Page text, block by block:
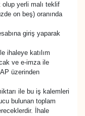
yerli malı teklif
on beş) oranında
giriş yaparak
ihaleye katılım
ve e-imza ile
üzerinden
ile bu iş kalemleri
bulunan toplam
İhale